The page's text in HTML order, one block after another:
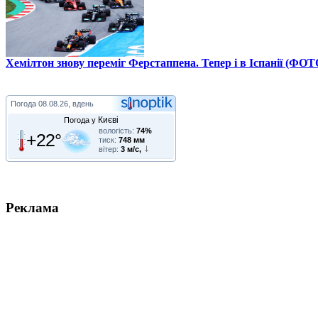
Хемілтон знову переміг Ферстаппена. Тепер і в Іспанії
Погода 08.08.26, вдень
Погода у Києві
+22° вологість: 74%
тиск: 748 мм
вітер: 3 м/с,
Реклама